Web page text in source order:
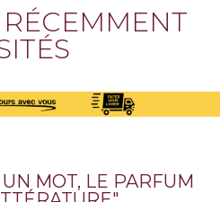
MOT, LE PARFUM